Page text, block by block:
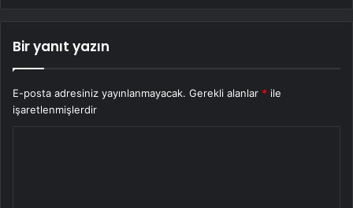
Bir yanıt yazın
E-posta adresiniz yayınlanmayacak. Gerekli alanlar * ile
işaretlenmişlerdir